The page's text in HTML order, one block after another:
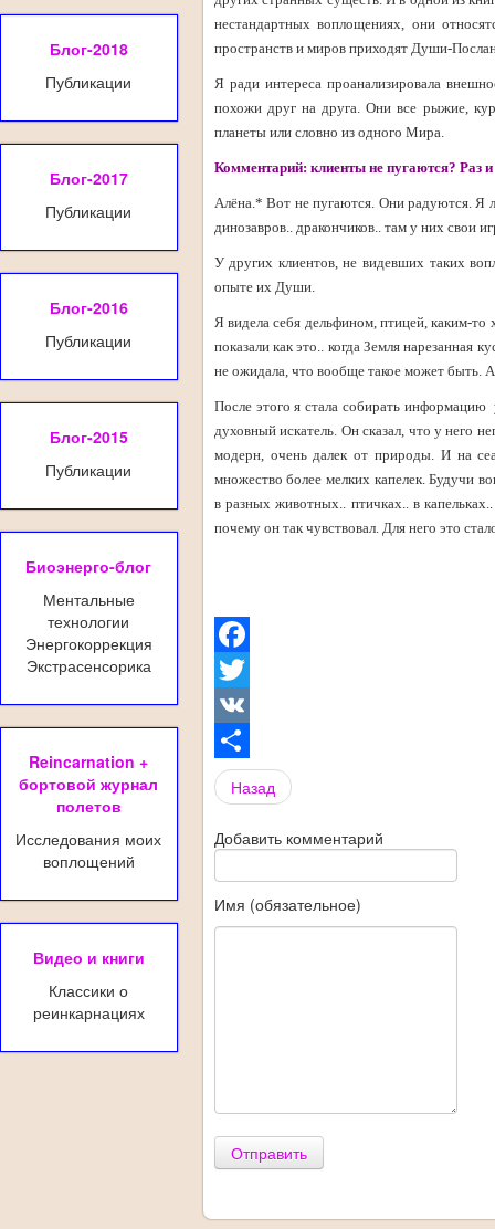
Блог-2018
Публикации
Блог-2017
Публикации
Блог-2016
Публикации
Блог-2015
Публикации
Биоэнерго-блог
Ментальные
технологии
Энергокоррекция
Экстрасенсорика
Reincarnation +
бортовой журнал
полетов
Исследования моих
воплощений
Видео и книги
Классики о
реинкарнациях
нестандартных воплощениях, они
пространств и миров приходят Души-
Я ради интереса проанализировала
похожи друг на друга. Они все рыжие,
планеты или словно из одного Мира.
Комментарий: клиенты не пугаются? Раз и
Алёна.* Вот не пугаются. Они радуются. Я
динозавров.. дракончиков.. там у них свои
У других клиентов, не видевших таких
опыте их Души.
Я видела себя дельфином, птицей, каким-
показали как это.. когда Земля нарезанная
не ожидала, что вообще такое может быть.
После этого я стала собирать
духовный искатель. Он сказал, что у него
модерн, очень далек от природы. И на
множество более мелких капелек. Будучи
в разных животных.. птичках.. в
почему он так чувствовал. Для него это
Facebook
Twitter
VK
Share
Назад
Добавить комментарий
Имя (обязательное)
Отправить